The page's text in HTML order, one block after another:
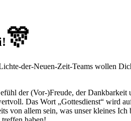
🎊
der-Neuen-Zeit-Teams wollen
der (Vor-)Freude, der
Das Wort „Gottesdienst“ wird
von allem sein, was unser kleines